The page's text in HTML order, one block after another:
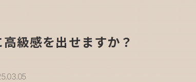
級感を出せますか？